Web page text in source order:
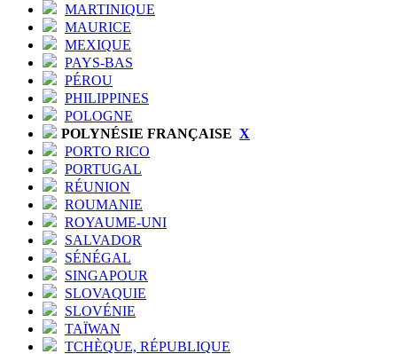
MARTINIQUE
MAURICE
MEXIQUE
PAYS-BAS
PÉROU
PHILIPPINES
POLOGNE
POLYNÉSIE FRANÇAISE X
PORTO RICO
PORTUGAL
RÉUNION
ROUMANIE
ROYAUME-UNI
SALVADOR
SÉNÉGAL
SINGAPOUR
SLOVAQUIE
SLOVÉNIE
TAÏWAN
TCHÈQUE, RÉPUBLIQUE